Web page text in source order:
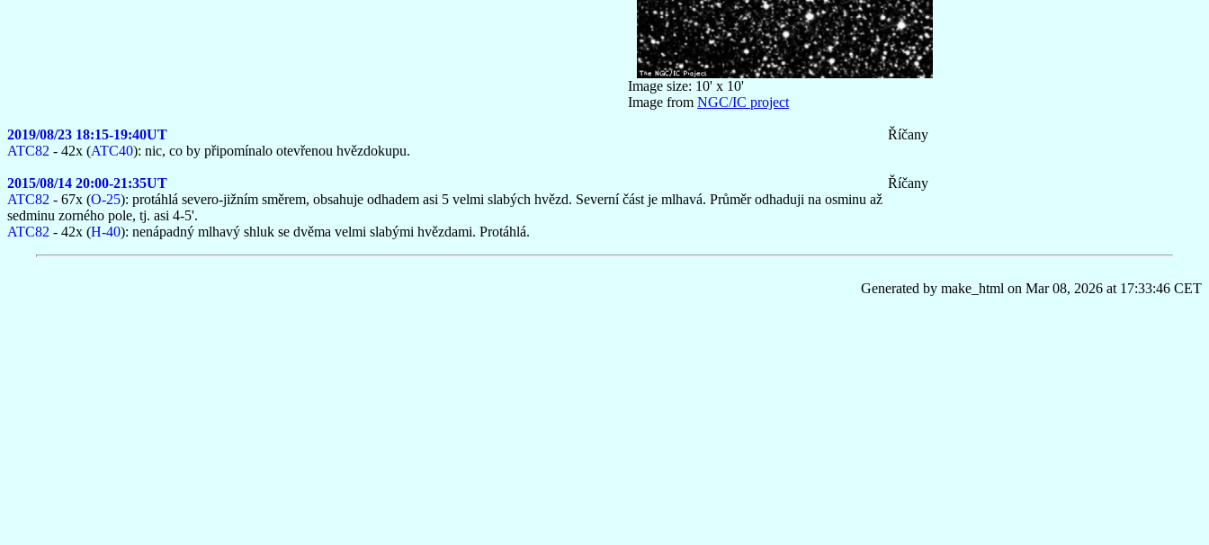
Image size: 10' x 10'
Image from NGC/IC project
Říčany
2019/08/23 18:15-19:40UT
ATC82 - 42x (ATC40): nic, co by připomínalo otevřenou hvězdokupu.
Říčany
2015/08/14 20:00-21:35UT
ATC82 - 67x (O-25): protáhlá severo-jižním směrem, obsahuje odhadem asi 5 velmi slabých hvězd. Severní část je mlhavá. Průměr odhaduji na osminu až
sedminu zorného pole, tj. asi 4-5'.
ATC82 - 42x (H-40): nenápadný mlhavý shluk se dvěma velmi slabými hvězdami. Protáhlá.
Generated by make_html on Mar 08, 2026 at 17:33:46 CET